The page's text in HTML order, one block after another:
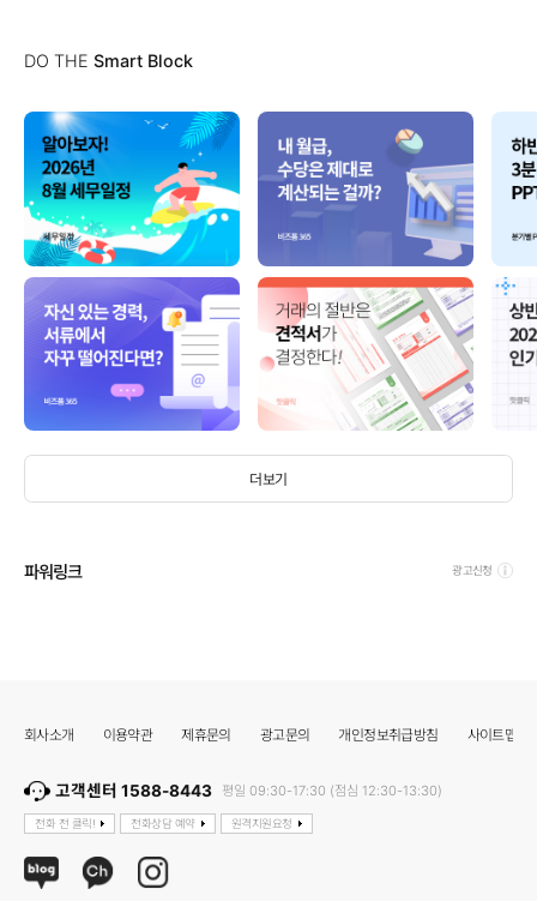
DO THE Smart Block
더보기
파워링크 광고신청
회사소개 이용약관 제휴문의 광고문의 개인정보취급방침 사이트맵
고객센터 1588-8443 평일 09:30-17:30 (점심 12:30-13:30)
전화 전 클릭! 전화상담 예약 원격지원요청